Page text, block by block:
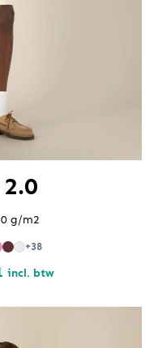
g/m2
+38
Prijsklasse:
€45.31
incl. btw